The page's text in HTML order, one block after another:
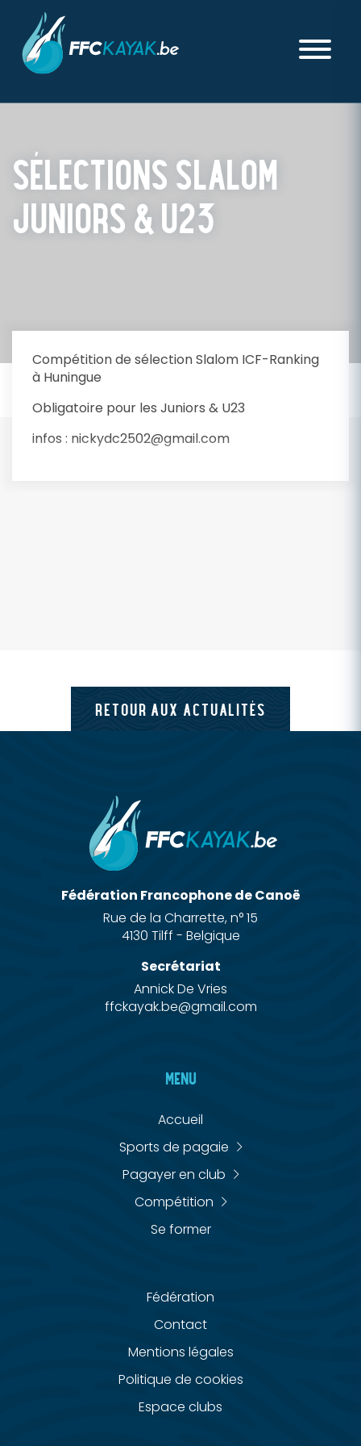
SÉLECTIONS SLALOM
JUNIORS & U23
Compétition de sélection Slalom ICF-Ranking
à Huningue
Obligatoire pour les Juniors & U23
infos : nickydc2502@gmail.com
RETOUR AUX ACTUALITÉS
Fédération Francophone de Canoë
Rue de la Charrette, n° 15
4130 Tilff - Belgique
Secrétariat
Annick De Vries
ffckayak.be@gmail.com
MENU
Accueil
Sports de pagaie
Pagayer en club
Compétition
Se former
Fédération
Contact
Mentions légales
Politique de cookies
Espace clubs